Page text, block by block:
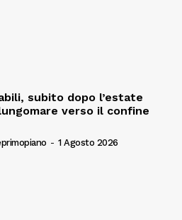
subito dopo l’estate
verso il confine
- 1 Agosto 2026